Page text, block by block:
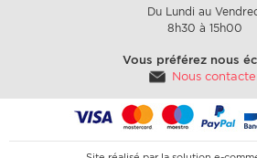
Du Lundi au
8h30 à 15h00
Vous préférez nous
Nous